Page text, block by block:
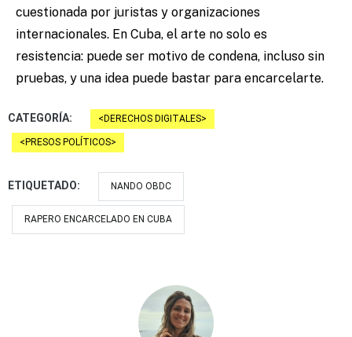
cuestionada por juristas y organizaciones
internacionales. En Cuba, el arte no solo es
resistencia: puede ser motivo de condena, incluso sin
pruebas, y una idea puede bastar para encarcelarte.
CATEGORÍA: DERECHOS DIGITALES
PRESOS POLÍTICOS
ETIQUETADO: NANDO OBDC
RAPERO ENCARCELADO EN CUBA